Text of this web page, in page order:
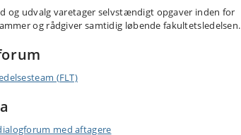
og udvalg varetager selvstændigt opgaver inden for
og rådgiver samtidig løbende fakultetsledelsen.
(FLT)
med aftagere